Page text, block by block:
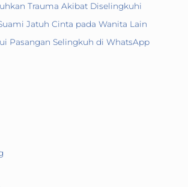
Trauma Akibat Diselingkuhi
Jatuh Cinta pada Wanita Lain
Pasangan Selingkuh di WhatsApp